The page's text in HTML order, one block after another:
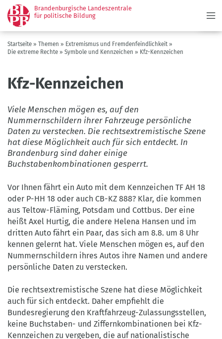
Direkt
zum
Inhalt
Brandenburgische Landeszentrale
für politische Bildung
Pfadnavigation
Startseite Themen
Extremismus und Fremdenfeindlichkeit
Die extreme Rechte
Symbole und Kennzeichen Kfz-Kennzeichen
Kfz-Kennzeichen
Viele Menschen mögen es, auf den
Nummernschildern ihrer Fahrzeuge persönliche
Daten zu verstecken. Die rechtsextremistische Szene
hat diese Möglichkeit auch für sich entdeckt. In
Brandenburg sind daher einige
Buchstabenkombinationen gesperrt.
Vor Ihnen fährt ein Auto mit dem Kennzeichen TF AH 18
oder P-HH 18 oder auch CB-KZ 888? Klar, die kommen
aus Teltow-Fläming, Potsdam und Cottbus. Der eine
heißt Axel Hurtig, die andere Helena Hansen und im
dritten Auto fährt ein Paar, das sich am 8.8. um 8 Uhr
kennen gelernt hat. Viele Menschen mögen es, auf den
Nummernschildern ihres Autos ihre Namen und andere
persönliche Daten zu verstecken.
Die rechtsextremistische Szene hat diese Möglichkeit
auch für sich entdeckt. Daher empfiehlt die
Bundesregierung den Kraftfahrzeug-Zulassungsstellen,
keine Buchstaben- und Ziffernkombinationen bei Kfz-
Kennzeichen zu vergeben, die auf nationalistische